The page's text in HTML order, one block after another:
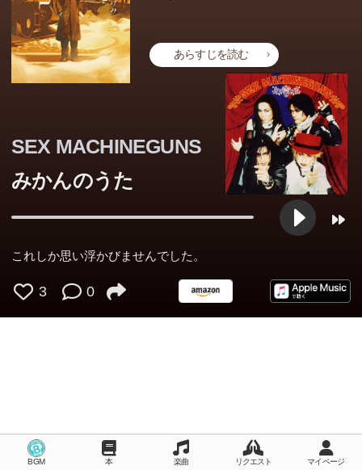
あらすじを読む
この本のあらすじは準備中です。Amazonで読むこともでき
SEX MACHINEGUNS
みかんのうた
これしか思い浮かびませんでした。
3 0
BGM 本 楽曲 リクエスト マイページ